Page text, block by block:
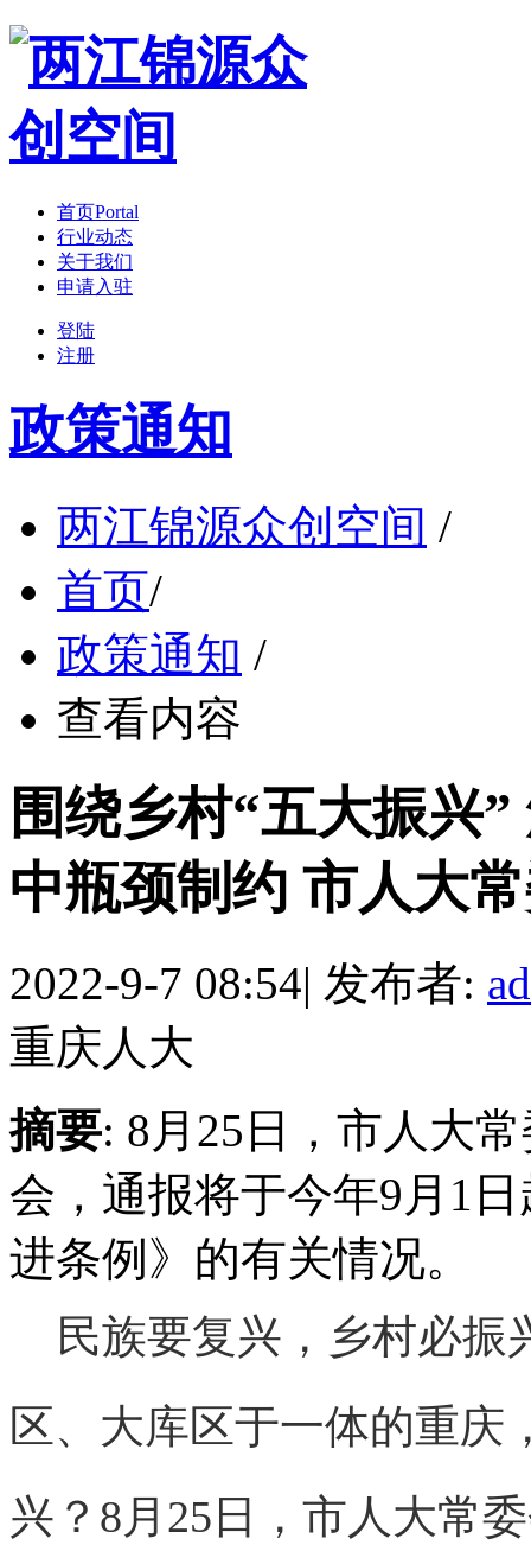
首页Portal
行业动态
关于我们
申请入驻
登陆
注册
政策通知
两江锦源众创空间 /
首页/
政策通知 /
查看内容
围绕乡村“五大振兴
中瓶颈制约 市人大
2022-9-7 08:54| 发布者:
重庆人大
摘要: 8月25日，市人大
会，通报将于今年9月1
进条例》的有关情况。
民族要复兴，乡村必振
区、大库区于一体的重庆
兴？8月25日，市人大常